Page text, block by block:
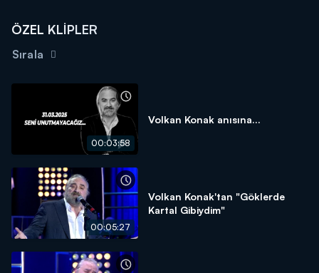
ÖZEL KLİPLER
Sırala
00:03:58
Volkan Konak anısına...
00:05:27
Volkan Konak'tan "Göklerde
Kartal Gibiydim"